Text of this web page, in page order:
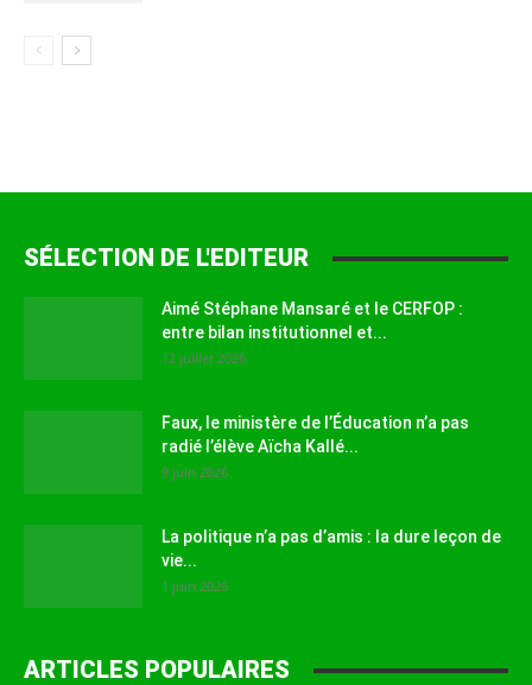
SÉLECTION DE L'EDITEUR
Aimé Stéphane Mansaré et le CERFOP :
entre bilan institutionnel et...
12 juillet 2026
Faux, le ministère de l’Éducation n’a pas
radié l’élève Aïcha Kallé...
9 juin 2026
La politique n’a pas d’amis : la dure leçon de
vie...
1 juin 2026
ARTICLES POPULAIRES